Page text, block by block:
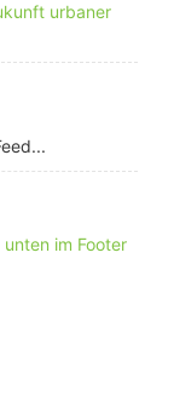
urbaner
unten im Footer